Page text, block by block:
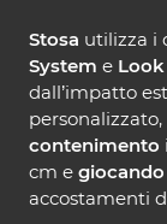
Stosa utilizza i
System e
dall’impatto
contenimento
cm e
accostamenti